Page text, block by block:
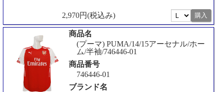
2,970円(税込み)
商品名
(プーマ) PUMA/14/15アーセナル/ホー
ム/半袖/746446-01
商品番号
746446-01
ブランド名